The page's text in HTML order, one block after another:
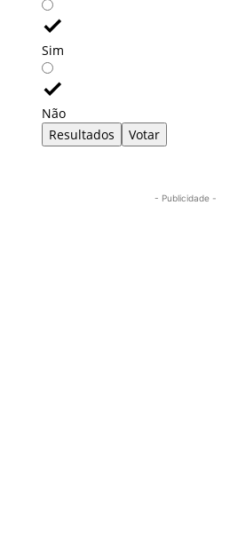
Sim
Não
Resultados
Votar
- Publicidade -